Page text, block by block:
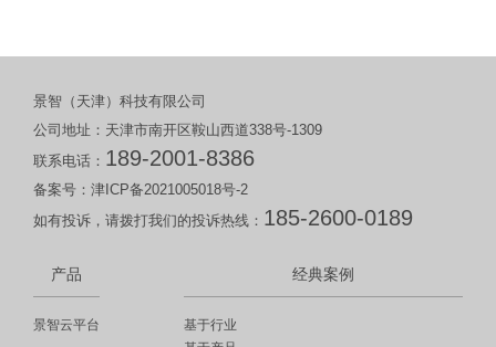
景智（天津）科技有限公司
公司地址：天津市南开区鞍山西道338号-1309
联系电话： 189-2001-8386
备案号： 津ICP备2021005018号-2
如有投诉，请拨打我们的投诉热线： 185-2600-0189
产品
景智云平台
经典案例
基于行业